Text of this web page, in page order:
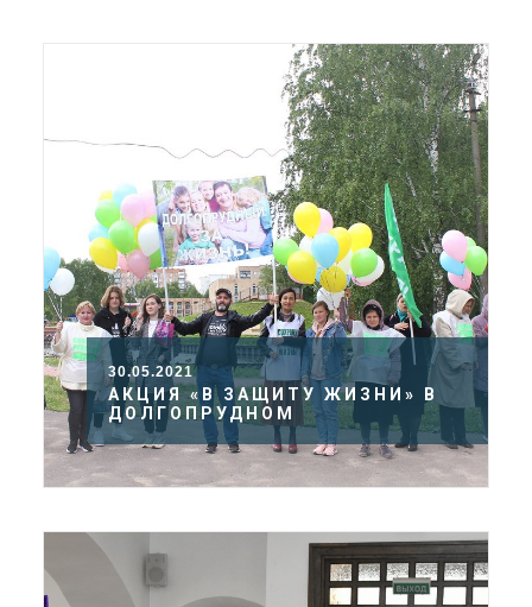
30.05.2021
АКЦИЯ «В ЗАЩИТУ ЖИЗНИ» В
ДОЛГОПРУДНОМ